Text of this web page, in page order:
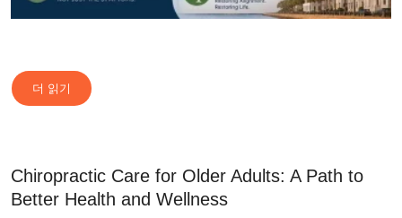
더 읽기
Chiropractic Care for Older Adults: A Path to
Better Health and Wellness